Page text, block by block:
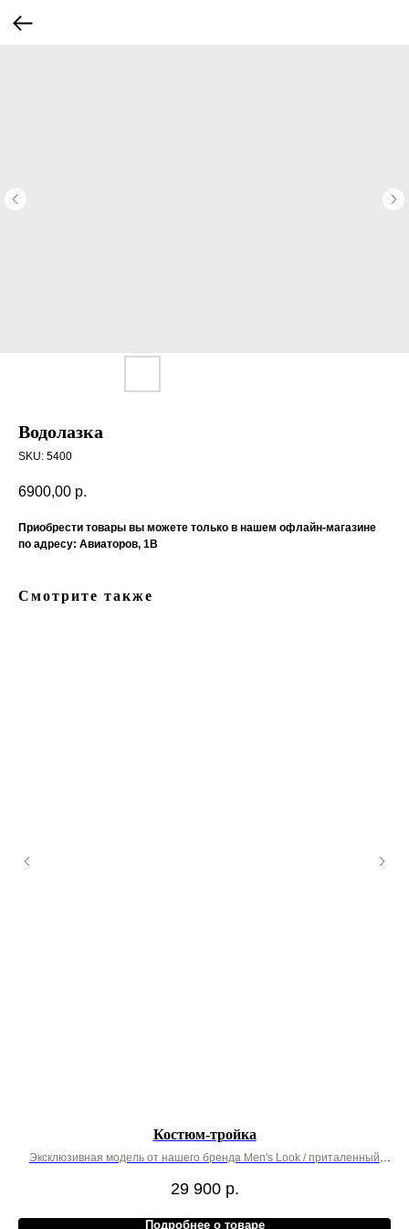
Водолазка
SKU: 5400
6900,00 р.
Приобрести товары вы можете только в нашем офлайн-магазине
по адресу: Авиаторов, 1В
Смотрите также
Костюм-тройка
Эксклюзивная модель от нашего бренда Men's Look / приталенный
29 900 р.
Подробнее о товаре